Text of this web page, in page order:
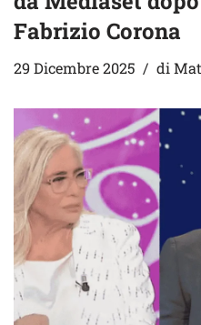
Fabrizio Corona
29 Dicembre 2025 di